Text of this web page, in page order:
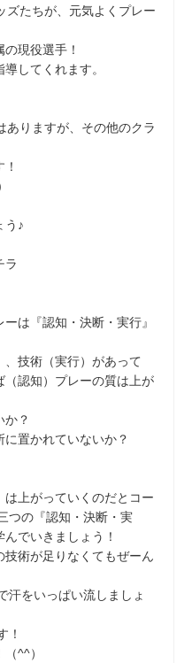
ズたちが、元気よくプレー
現役選手！
してくれます。
ありますが、その他のクラ
う♪
ラ
は『認知・決断・実行』
技術（実行）があって
（認知）プレーの質は上が
か？
に置かれていないか？
は上がっていくのだとコー
つの『認知・決断・実
でいきましょう！
術が足りなくてもぜーん
汗をいっぱい流しましょ
！
^^）